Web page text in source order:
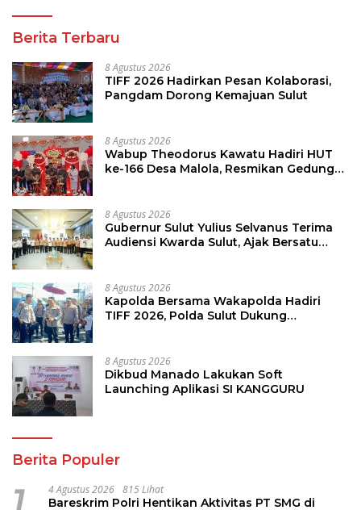
Berita Terbaru
8 Agustus 2026
TIFF 2026 Hadirkan Pesan Kolaborasi,
Pangdam Dorong Kemajuan Sulut
8 Agustus 2026
Wabup Theodorus Kawatu Hadiri HUT
ke-166 Desa Malola, Resmikan Gedung
8 Agustus 2026
Gubernur Sulut Yulius Selvanus Terima
Audiensi Kwarda Sulut, Ajak Bersatu
8 Agustus 2026
Kapolda Bersama Wakapolda Hadiri
TIFF 2026, Polda Sulut Dukung
8 Agustus 2026
Dikbud Manado Lakukan Soft
Launching Aplikasi SI KANGGURU
Berita Populer
4 Agustus 2026 815 Lihat
Bareskrim Polri Hentikan Aktivitas PT SMG di